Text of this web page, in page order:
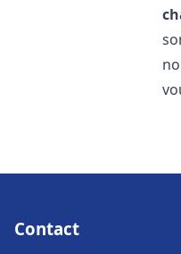
Contact